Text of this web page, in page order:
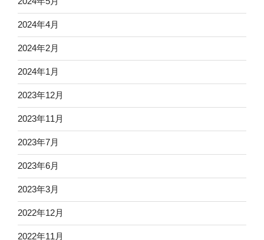
2024年4月
2024年2月
2024年1月
2023年12月
2023年11月
2023年7月
2023年6月
2023年3月
2022年12月
2022年11月